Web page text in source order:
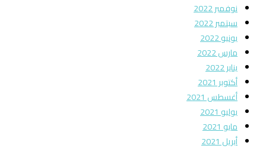
نوفمبر 2022
سبتمبر 2022
يونيو 2022
مارس 2022
يناير 2022
أكتوبر 2021
أغسطس 2021
يوليو 2021
مايو 2021
أبريل 2021